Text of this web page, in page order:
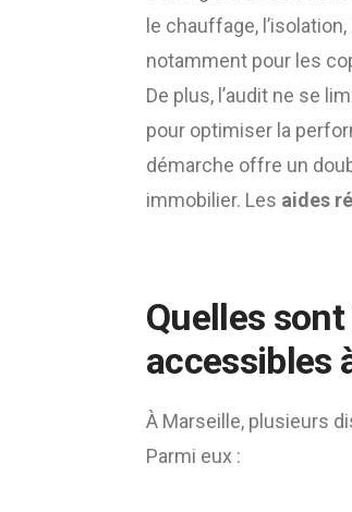
le chauffage,
notamment pour les
De plus, l’audit ne se
pour optimiser la
démarche offre un
immobilier. Les aides
Quelles
accessibles
À Marseille, plusieurs
Parmi eux :